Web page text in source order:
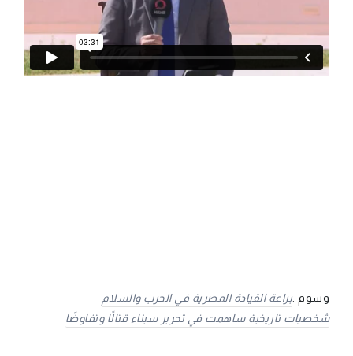
وسوم :براعة القيادة المصرية في الحرب والسلام
شخصيات تاريخية ساهمت في تحرير سيناء قتالًا وتفاوضًا